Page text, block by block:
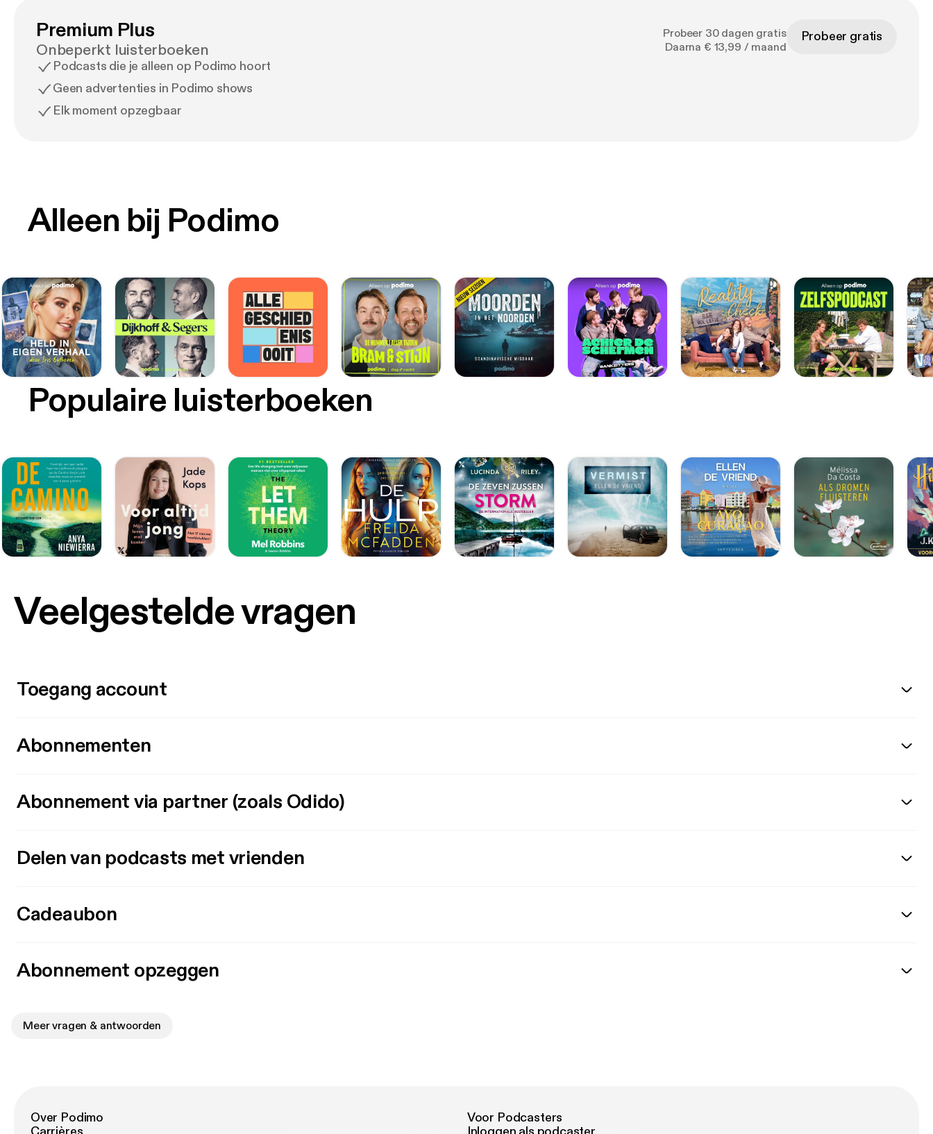
Premium Plus
Onbeperkt luisterboeken
Podcasts die je alleen op Podimo hoort
Geen advertenties in Podimo shows
Elk moment opzegbaar
Probeer 30 dagen gratis
Daarna € 13,99 / maand
Probeer gratis
Alleen bij Podimo
Populaire luisterboeken
Veelgestelde vragen
Toegang account
Abonnementen
Abonnement via partner (zoals Odido)
Delen van podcasts met vrienden
Cadeaubon
Abonnement opzeggen
Meer vragen & antwoorden
Over Podimo
Voor Podcasters